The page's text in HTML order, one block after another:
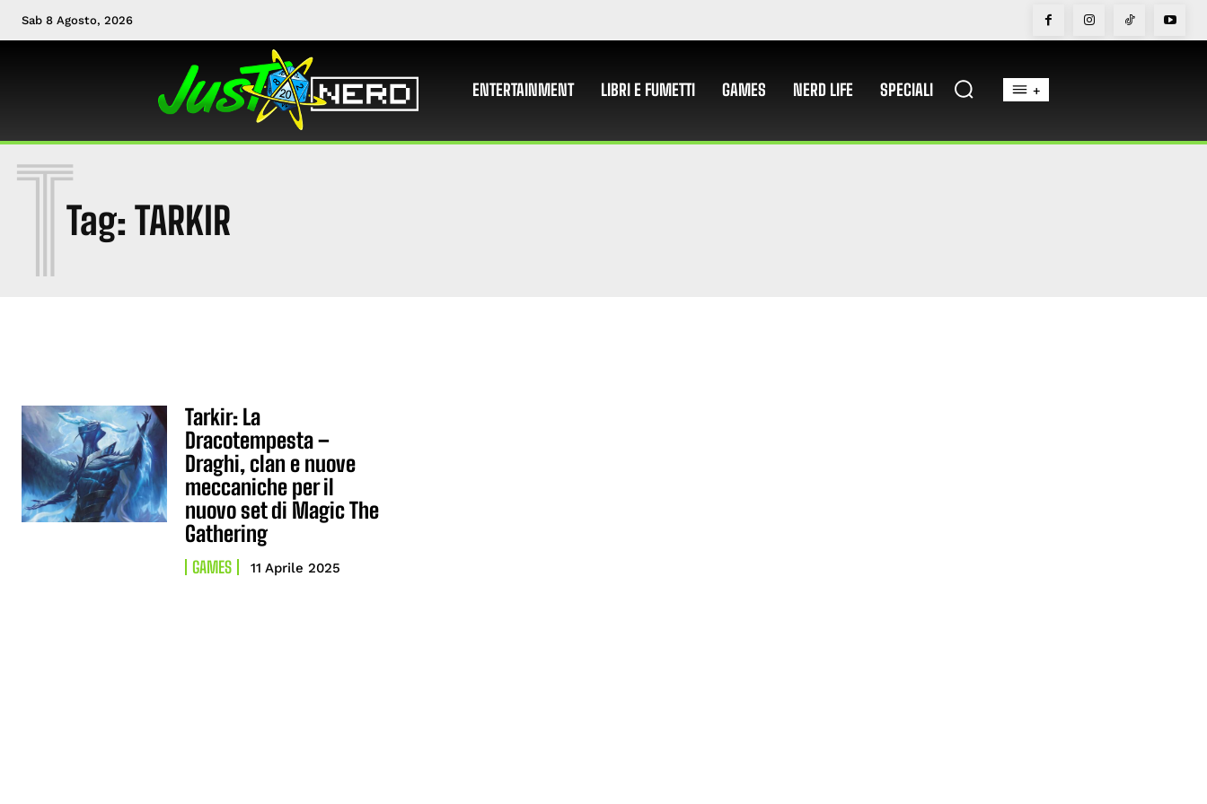
Sab 8 Agosto, 2026
ENTERTAINMENT LIBRI E FUMETTI GAMES NERD LIFE SPECIALI +
Tag: TARKIR
T
Tarkir: La
Dracotempesta –
Draghi, clan e nuove
meccaniche per il
nuovo set di Magic The
Gathering
GAMES 11 Aprile 2025